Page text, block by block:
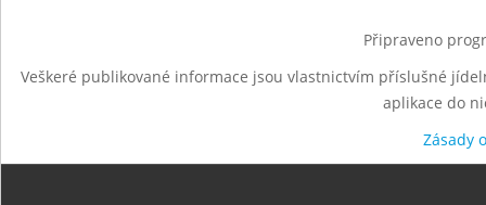
Připraveno
Veškeré publikované informace jsou vlastnictvím příslušné
aplikace do
Zásady